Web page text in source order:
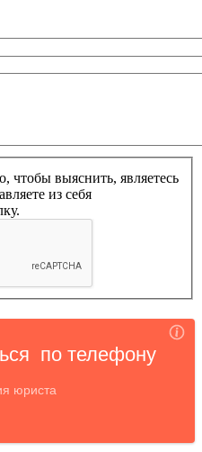
чтобы выяснить, являетесь
из себя